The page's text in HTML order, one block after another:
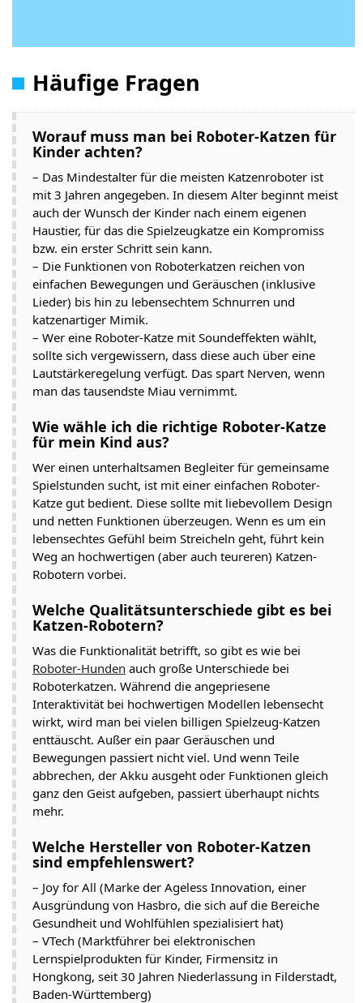
Häufige Fragen
Worauf muss man bei Roboter-Katzen für
Kinder achten?
– Das Mindestalter für die meisten Katzenroboter ist
mit 3 Jahren angegeben. In diesem Alter beginnt meist
auch der Wunsch der Kinder nach einem eigenen
Haustier, für das die Spielzeugkatze ein Kompromiss
bzw. ein erster Schritt sein kann.
– Die Funktionen von Roboterkatzen reichen von
einfachen Bewegungen und Geräuschen (inklusive
Lieder) bis hin zu lebensechtem Schnurren und
katzenartiger Mimik.
– Wer eine Roboter-Katze mit Soundeffekten wählt,
sollte sich vergewissern, dass diese auch über eine
Lautstärkeregelung verfügt. Das spart Nerven, wenn
man das tausendste Miau vernimmt.
Wie wähle ich die richtige Roboter-Katze
für mein Kind aus?
Wer einen unterhaltsamen Begleiter für gemeinsame
Spielstunden sucht, ist mit einer einfachen Roboter-
Katze gut bedient. Diese sollte mit liebevollem Design
und netten Funktionen überzeugen. Wenn es um ein
lebensechtes Gefühl beim Streicheln geht, führt kein
Weg an hochwertigen (aber auch teureren) Katzen-
Robotern vorbei.
Welche Qualitätsunterschiede gibt es bei
Katzen-Robotern?
Was die Funktionalität betrifft, so gibt es wie bei
Roboter-Hunden auch große Unterschiede bei
Roboterkatzen. Während die angepriesene
Interaktivität bei hochwertigen Modellen lebensecht
wirkt, wird man bei vielen billigen Spielzeug-Katzen
enttäuscht. Außer ein paar Geräuschen und
Bewegungen passiert nicht viel. Und wenn Teile
abbrechen, der Akku ausgeht oder Funktionen gleich
ganz den Geist aufgeben, passiert überhaupt nichts
mehr.
Welche Hersteller von Roboter-Katzen
sind empfehlenswert?
– Joy for All (Marke der Ageless Innovation, einer
Ausgründung von Hasbro, die sich auf die Bereiche
Gesundheit und Wohlfühlen spezialisiert hat)
– VTech (Marktführer bei elektronischen
Lernspielprodukten für Kinder, Firmensitz in
Hongkong, seit 30 Jahren Niederlassung in Filderstadt,
Baden-Württemberg)